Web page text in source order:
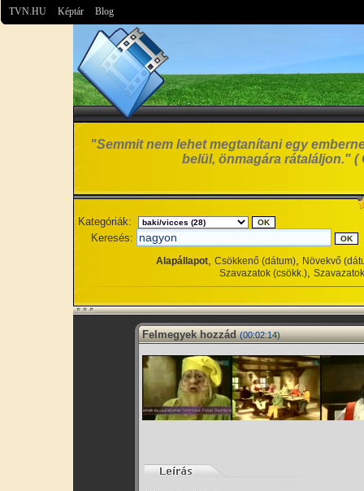
TVN.HU Képtár Blog
"Semmit nem lehet megtanítani egy
belül, önmagára rátaláljon." (
Kategóriák:
Keresés:
Alapállapot, Csökkenő (dátum), Növekvő
Szavazatok (csökk.),
Felmegyek hozzád (00:02:14)